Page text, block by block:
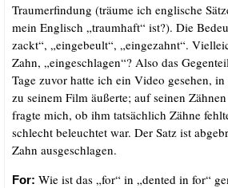
Traum­er­fin­dung (träu­me ich eng­li­sche
mein Eng­lisch „traum­haft“ ist?). Die
zackt“, „ein­ge­beult“, „ein­ge­zahnt“.
Zahn, „ein­ge­schla­gen“? Also das
Tage zuvor hat­te ich ein Video gese­hen,
zu sei­nem Film äußer­te; auf sei­nen
frag­te mich, ob ihm tat­säch­lich Zäh­ne
schlecht beleuch­tet war. Der Satz ist
Zahn ausgeschlagen.
For: Wie ist das „for“ in „den­ted in for“